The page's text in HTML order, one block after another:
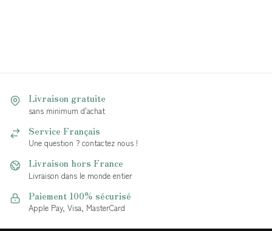
Livraison gratuite
sans minimum d'achat
Service Français
Une question ? contactez nous !
Livraison hors France
Livraison dans le monde entier
Paiement 100% sécurisé
Apple Pay, Visa, MasterCard